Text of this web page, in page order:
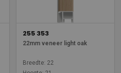
255 353
22mm veneer light oak
Breedte: 22